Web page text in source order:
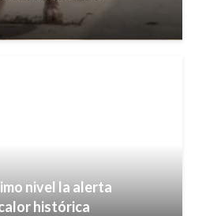
nivel la alerta
histórica